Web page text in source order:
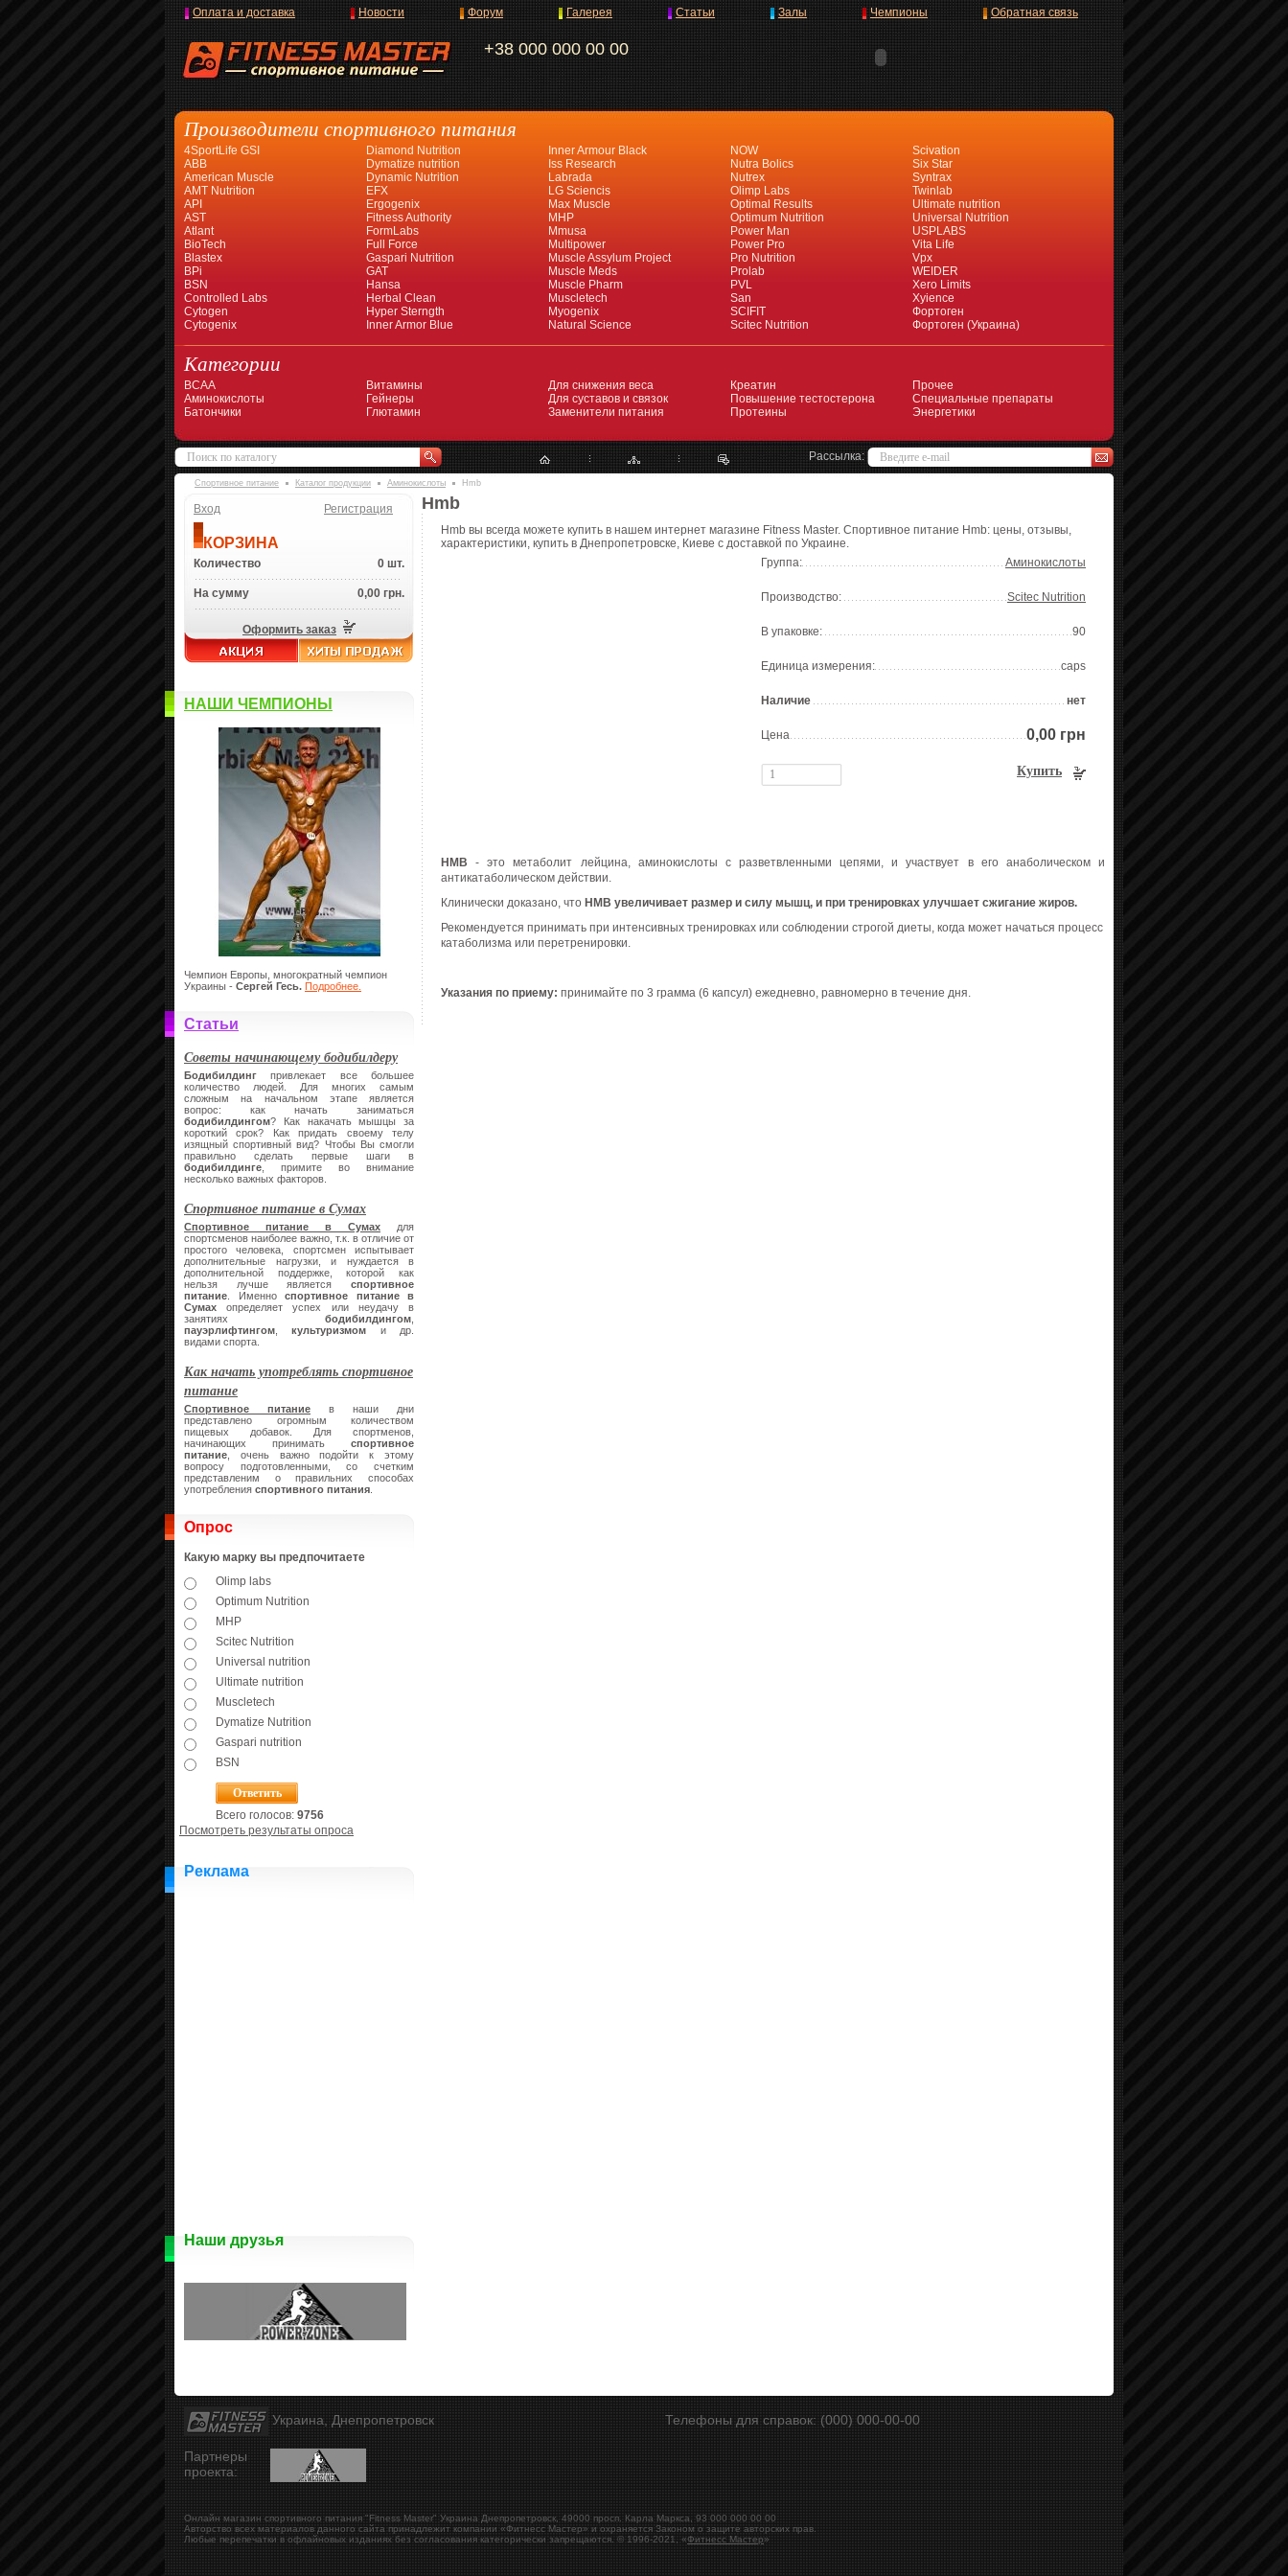
+38 000 000 00 00
Оплата и доставка Новости Форум Галерея Статьи Залы Чемпионы Обратная связь
Производители спортивного питания
4SportLife GSI
ABB
American Muscle
AMT Nutrition
API
AST
Atlant
BioTech
Blastex
BPi
BSN
Controlled Labs
Cytogen
Cytogenix
Diamond Nutrition
Dymatize nutrition
Dynamic Nutrition
EFX
Ergogenix
Fitness Authority
FormLabs
Full Force
Gaspari Nutrition
GAT
Hansa
Herbal Clean
Hyper Sterngth
Inner Armor Blue
Inner Armour Black
Iss Research
Labrada
LG Sciencis
Max Muscle
MHP
Mmusa
Multipower
Muscle Assylum Project
Muscle Meds
Muscle Pharm
Muscletech
Myogenix
Natural Science
NOW
Nutra Bolics
Nutrex
Olimp Labs
Optimal Results
Optimum Nutrition
Power Man
Power Pro
Pro Nutrition
Prolab
PVL
San
SCIFIT
Scitec Nutrition
Scivation
Six Star
Syntrax
Twinlab
Ultimate nutrition
Universal Nutrition
USPLABS
Vita Life
Vpx
WEIDER
Xero Limits
Xyience
Фортоген
Фортоген (Украина)
Категории
BCAA
Аминокислоты
Батончики
Витамины
Гейнеры
Глютамин
Для снижения веса
Для суставов и связок
Заменители питания
Креатин
Повышение тестостерона
Протеины
Прочее
Специальные препараты
Энергетики
Рассылка:
Спортивное питание Каталог продукции Аминокислоты Hmb
Вход Регистрация
КОРЗИНА
Количество 0 шт.
На сумму 0,00 грн.
Оформить заказ
НАШИ ЧЕМПИОНЫ
Чемпион Европы, многократный чемпион
Украины - Сергей Гесь. Подробнее.
Статьи
Советы начинающему бодибилдеру
Бодибилдинг привлекает все большее
количество людей. Для многих самым
сложным на начальном этапе является
вопрос: как начать заниматься
бодибилдингом? Как накачать мышцы за
короткий срок? Как придать своему телу
изящный спортивный вид? Чтобы Вы смогли
правильно сделать первые шаги в
бодибилдинге , примите во внимание
несколько важных факторов.
Спортивное питание в Сумах
Спортивное питание в Сумах для
спортсменов наиболее важно, т.к. в отличие от
простого человека, спортсмен испытывает
дополнительные нагрузки, и нуждается в
дополнительной поддержке, которой как
нельзя лучше является спортивное
питание . Именно спортивное питание в
Сумах определяет успех или неудачу в
занятиях бодибилдингом
пауэрлифтингом ,культуризмом и др.
видами спорта.
Как начать употреблять спортивное
питание
Спортивное питание в наши дни
представлено огромным количеством
пищевых добавок. Для спортменов,
начинающих принимать спортивное
питание , очень важно подойти к этому
вопросу подготовленными, со счетким
представленим о правильних способах
употребления спортивного питания
Опрос
Какую марку вы предпочитаете
Olimp labs
Optimum Nutrition
MHP
Scitec Nutrition
Universal nutrition
Ultimate nutrition
Muscletech
Dymatize Nutrition
Gaspari nutrition
BSN
Всего голосов: 9756
Посмотреть результаты опроса
Реклама
Наши друзья
Hmb
Hmb вы всегда можете купить в нашем интернет магазине Fitness Master. Спортивное питание Hmb: цены, отзывы,
характеристики, купить в Днепропетровске, Киеве с доставкой по Украине.
Группа:
Аминокислоты
Производство: Scitec Nutrition
В упаковке: 90
Единица измерения: caps
Наличие нет
Цена 0,00 грн
Купить
HMB - это метаболит лейцина, аминокислоты с разветвленными цепями, и участвует в его анаболическом и
антикатаболическом действии.
Клинически доказано, что НМВ увеличивает размер и силу мышц, и при тренировках улучшает сжигание жиров.
Рекомендуется принимать при интенсивных тренировках или соблюдении строгой диеты, когда может начаться процесс
катаболизма или перетренировки.
Указания по приему: принимайте по 3 грамма (6 капсул) ежедневно, равномерно в течение дня.
Украина, Днепропетровск Телефоны для справок: (000) 000-00-00
Партнеры
проекта:
Онлайн магазин спортивного питания "Fitness Master" Украина Днепропетровск 49000 просп. Карла Маркса, 93 000 000 00 00
Авторство всех материалов данного сайта принадлежит компании «Фитнесс Мастер» и охраняется Законом о защите авторских прав.
Любые перепечатки в офлайновых изданиях без согласования категорически запрещаются. © 1996-2021, «Фитнесс Мастер»